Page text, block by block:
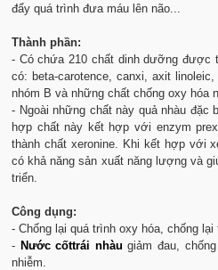
đẩy quá trình đưa máu lên não...
Thành phần:
- Có chứa 210 chất dinh dưỡng được
có: beta-carotence, canxi, axit
nhóm B và những chất chống oxy hóa
- Ngoài những chất này quả nhàu đặc
hợp chất này kết hợp với enzym
thành chất xeronine. Khi kết hợp với
có khả năng sản xuất năng lượng và
triển.
Công dụng:
- Chống lại quá trình oxy hóa, chống lại
- Nước cốttrái nhàu giảm đau,
nhiễm.